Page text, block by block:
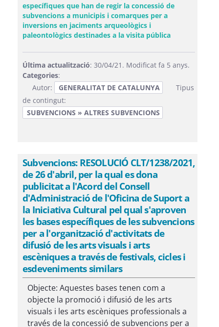
específiques que han de regir la concessió de
subvencions a municipis i comarques per a
inversions en jaciments arqueològics i
paleontològics destinades a la visita pública(Obre una
Última actualització: 30/04/21. Modificat fa 5 anys.
Categories:
Autor:
GENERALITAT DE CATALUNYA
Tipus
de contingut:
SUBVENCIONS » ALTRES SUBVENCIONS
Subvencions: RESOLUCIÓ CLT/1238/2021,
de 26 d'abril, per la qual es dona
publicitat a l'Acord del Consell
d'Administració de l'Oficina de Suport a
la Iniciativa Cultural pel qual s'aproven
les bases específiques de les subvencions
per a l'organització d'activitats de
difusió de les arts visuals i arts
escèniques a través de festivals, cicles i
esdeveniments similars
Objecte: Aquestes bases tenen com a
objecte la promoció i difusió de les arts
visuals i les arts escèniques professionals a
través de la concessió de subvencions per a